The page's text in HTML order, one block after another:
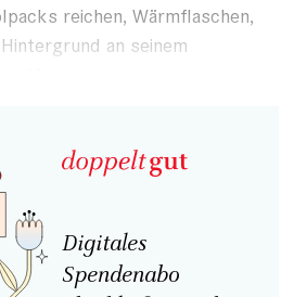
reichen, Wärmflaschen,
an seinem
Digitales
Spendenabo